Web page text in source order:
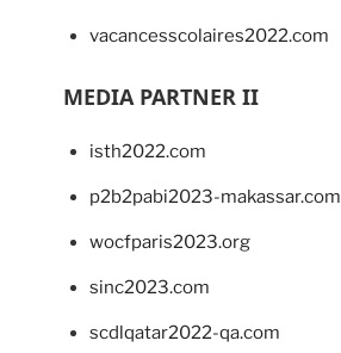
vacancesscolaires2022.com
MEDIA PARTNER II
isth2022.com
p2b2pabi2023-makassar.com
wocfparis2023.org
sinc2023.com
scdlqatar2022-qa.com